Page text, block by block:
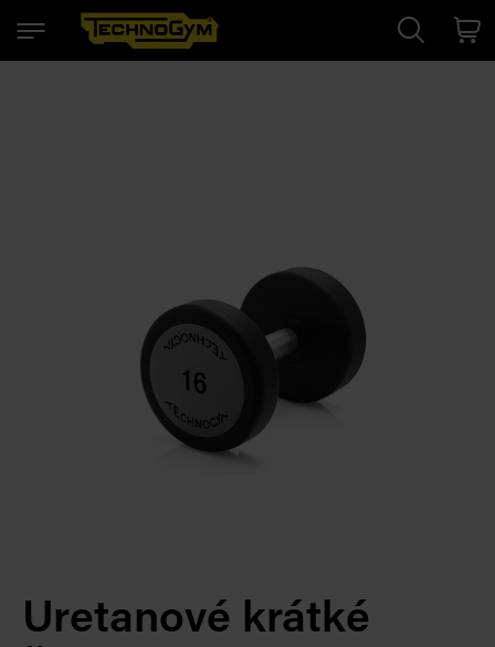
Cart
Uretanové krátké